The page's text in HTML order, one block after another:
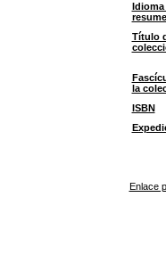
Idioma
Título
la
ISBN
Enlace